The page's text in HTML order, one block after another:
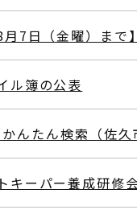
月7日（金曜）ま
ル簿の公表
んたん検索（佐
キーパー養成研修